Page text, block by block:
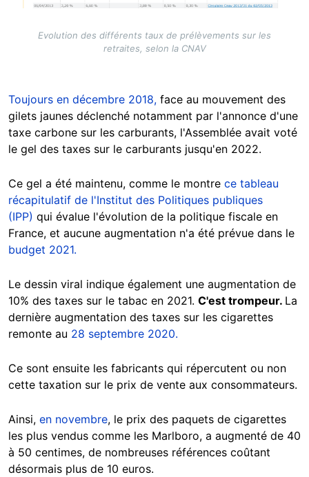
Evolution des différents taux de prélèvements sur les
retraites, selon la CNAV
Toujours en décembre 2018, face au mouvement des
gilets jaunes déclenché notamment par l'annonce d'une
taxe carbone sur les carburants, l'Assemblée avait voté
le gel des taxes sur le carburants jusqu'en 2022.
Ce gel a été maintenu, comme le montre ce tableau
récapitulatif de l'Institut des Politiques publiques
(IPP) qui évalue l'évolution de la politique fiscale en
France, et aucune augmentation n'a été prévue dans le
budget 2021.
Le dessin viral indique également une augmentation de
10% des taxes sur le tabac en 2021. C'est trompeur. La
dernière augmentation des taxes sur les cigarettes
remonte au 28 septembre 2020.
Ce sont ensuite les fabricants qui répercutent ou non
cette taxation sur le prix de vente aux consommateurs.
Ainsi, en novembre, le prix des paquets de cigarettes
les plus vendus comme les Marlboro, a augmenté de 40
à 50 centimes, de nombreuses références coûtant
désormais plus de 10 euros.